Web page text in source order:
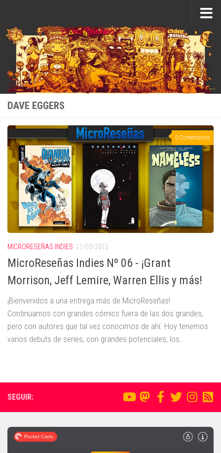
DAVE EGGERS
0 Comentarios
MICRORESEÑAS INDIES 11/03/2015
MicroReseñas Indies Nº 06 - ¡Grant
Morrison, Jeff Lemire, Warren Ellis y más!
¡Bienvenidos a una entrega más de MicroReseñas!
Continuamos con grandes cómics fuera de las dos grandes,
pero con autores que tal vez conocimos de ahí. Hoy tenemos
varios debuts de series, con grandes potenciales, los...
SEGUIR: